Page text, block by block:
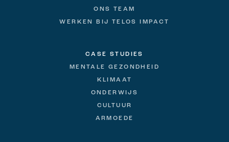
ONS TEAM
WERKEN BIJ TELOS IMPACT
CASE STUDIES
MENTALE GEZONDHEID
KLIMAAT
ONDERWIJS
CULTUUR
ARMOEDE